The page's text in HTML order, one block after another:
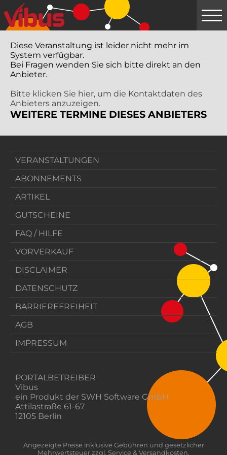
Springe
zum
Hauptinhalt
Diese Veranstaltung ist leider nicht mehr im
System verfügbar.
Bei Fragen wenden Sie sich bitte direkt an den
Anbieter.
Bitte klicken Sie hier, um die Kontaktdaten des
Anbieters anzuzeigen.
WEITERE TERMINE DIESES ANBIETERS
VERANSTALTUNGEN
ABONNEMENTS
ARTIKEL
GUTSCHEINE
FAQ / HILFE
VORVERKAUF
DISCLAIMER
DATENSCHUTZ
BARRIEREFREIHEIT
AGB
IMPRESSUM
PORTALBETREIBER
Vibus
ein Produkt der SWH Software GmbH
Attilastraße 61-67
12105 Berlin
Angezeigte Preise inklusive Gebühren und gesetzlicher
Mehrwertsteuer zzgl. Service & Versandkosten.